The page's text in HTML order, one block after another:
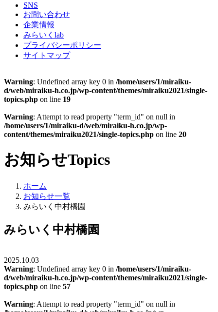
SNS
お問い合わせ
企業情報
みらいくlab
プライバシーポリシー
サイトマップ
Warning: Undefined array key 0 in /home/users/1/miraiku-
d/web/miraiku-h.co.jp/wp-content/themes/miraiku2021/single-
topics.php on line 19
Warning: Attempt to read property "term_id" on null in
/home/users/1/miraiku-d/web/miraiku-h.co.jp/wp-
content/themes/miraiku2021/single-topics.php on line 20
お知らせTopics
ホーム
お知らせ一覧
みらいく中村橋園
みらいく中村橋園
2025.10.03
Warning: Undefined array key 0 in /home/users/1/miraiku-
d/web/miraiku-h.co.jp/wp-content/themes/miraiku2021/single-
topics.php on line 57
Warning: Attempt to read property "term_id" on null in